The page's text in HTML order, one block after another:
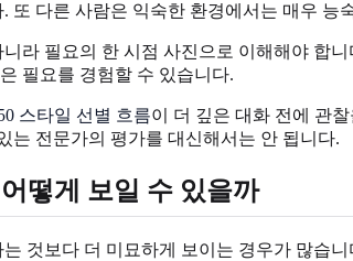
또 다른 사람은 익숙한 환경에서는 매우
라 필요의 한 시점 사진으로 이해해야 합
필요를 경험할 수 있습니다.
스타일 선별 흐름이 더 깊은 대화 전에 관
는 전문가의 평가를 대신해서는 안 됩니다.
떻게 보일 수 있을까
것보다 더 미묘하게 보이는 경우가 많습